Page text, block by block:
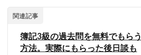
関連記事
簿記3級の過去問を無料でもらう
方法。実際にもらった後日談も